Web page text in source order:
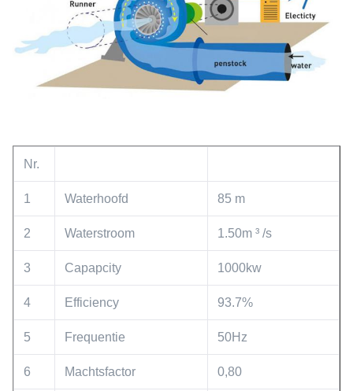
Nr.
1 Waterhoofd 85 m
2 Waterstroom 1.50m ³ /s
3 Capapcity 1000kw
4 Efficiency 93.7%
5 Frequentie 50Hz
6 Machtsfactor 0,80